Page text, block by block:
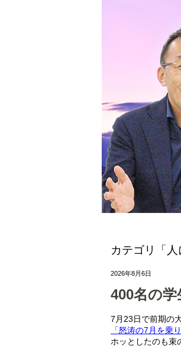
カテゴリ「人
2026年8月6日
400名の
7月23日で前期の
「怒涛の7月を乗
ホッとしたのも束